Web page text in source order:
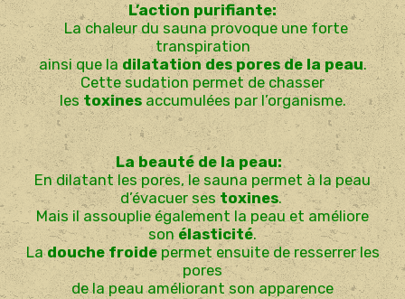
L’action purifiante:
La chaleur du sauna provoque une forte
transpiration
ainsi que la dilatation des pores de la peau.
Cette sudation permet de chasser
lestoxines accumulées par l’organisme.
La beauté de la peau:
En dilatant les pores, le sauna permet à la peau
d’évacuer ses toxines.
Mais il assouplie également la peau et améliore
son élasticité.
Ladouche froide permet ensuite de resserrer les
pores
de la peau améliorant son apparence